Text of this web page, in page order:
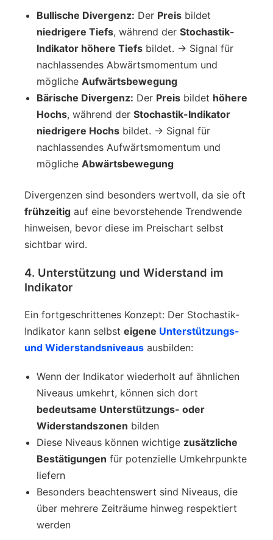
Bullische Divergenz: Der Preis bildet
niedrigere Tiefs, während der Stochastik-
Indikator höhere Tiefs bildet. → Signal für
nachlassendes Abwärtsmomentum und
mögliche Aufwärtsbewegung
Bärische Divergenz: Der Preis bildet höhere
Hochs, während der Stochastik-Indikator
niedrigere Hochs bildet. → Signal für
nachlassendes Aufwärtsmomentum und
mögliche Abwärtsbewegung
Divergenzen sind besonders wertvoll, da sie oft
frühzeitig auf eine bevorstehende Trendwende
hinweisen, bevor diese im Preischart selbst
sichtbar wird.
4. Unterstützung und Widerstand im
Indikator
Ein fortgeschrittenes Konzept: Der Stochastik-
Indikator kann selbst eigene Unterstützungs-
und Widerstandsniveaus ausbilden:
Wenn der Indikator wiederholt auf ähnlichen
Niveaus umkehrt, können sich dort
bedeutsame Unterstützungs- oder
Widerstandszonen bilden
Diese Niveaus können wichtige zusätzliche
Bestätigungen für potenzielle Umkehrpunkte
liefern
Besonders beachtenswert sind Niveaus, die
über mehrere Zeiträume hinweg respektiert
werden